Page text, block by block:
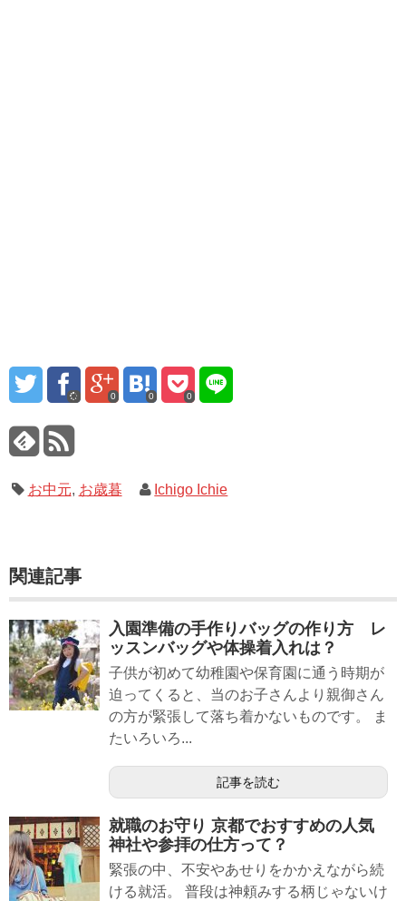
0 0 0
お中元, お歳暮 Ichigo Ichie
関連記事
入園準備の手作りバッグの作り方 レ
ッスンバッグや体操着入れは？
子供が初めて幼稚園や保育園に通う時期が
迫ってくると、当のお子さんより親御さん
の方が緊張して落ち着かないものです。 ま
たいろいろ...
記事を読む
就職のお守り 京都でおすすめの人気
神社や参拝の仕方って？
緊張の中、不安やあせりをかかえながら続
ける就活。 普段は神頼みする柄じゃないけ